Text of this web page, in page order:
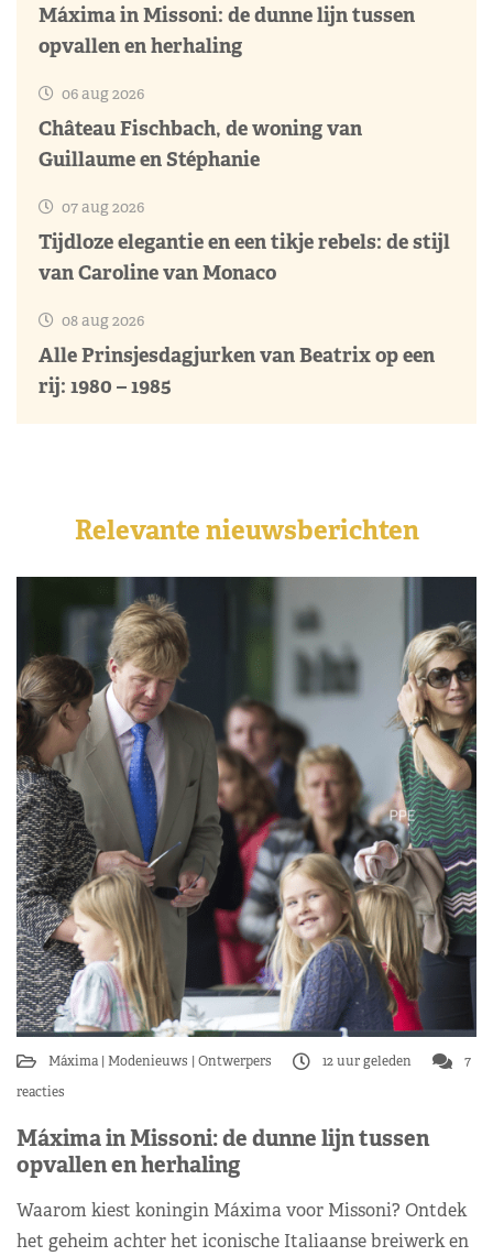
Máxima in Missoni: de dunne lijn tussen
opvallen en herhaling
06 aug 2026
Château Fischbach, de woning van
Guillaume en Stéphanie
07 aug 2026
Tijdloze elegantie en een tikje rebels: de stijl
van Caroline van Monaco
08 aug 2026
Alle Prinsjesdagjurken van Beatrix op een
rij: 1980 – 1985
Relevante nieuwsberichten
Máxima Modenieuws Ontwerpers 12 uur geleden
7
reacties
Máxima in Missoni: de dunne lijn tussen
opvallen en herhaling
Waarom kiest koningin Máxima voor Missoni? Ontdek
het geheim achter het iconische Italiaanse breiwerk en